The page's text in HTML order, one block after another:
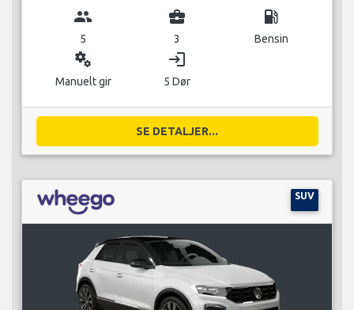
group
5
business_center
3
local_gas_station
Bensin
miscellaneous_services
Manuelt gir
login
5 Dør
SE DETALJER...
SUV